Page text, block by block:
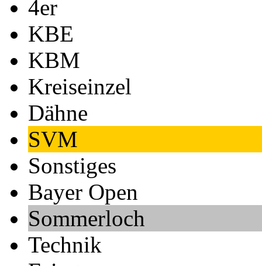
4er
KBE
KBM
Kreiseinzel
Dähne
SVM
Sonstiges
Bayer Open
Sommerloch
Technik